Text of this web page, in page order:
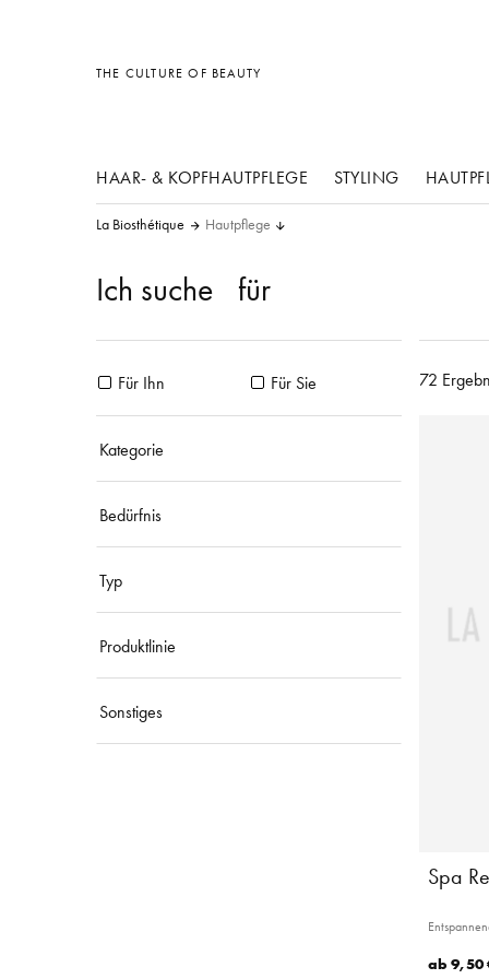
THE CULTURE OF BEAUTY
HAAR- & KOPFHAUTPFLEGE STYLING
Sonstiges
La Biosthétique Hautpflege
Ich suche für
Für Ihn Für Sie
Kategorie
Bedürfnis
Typ
Produktlinie
Sonstiges
72
Spa
ab 9,50